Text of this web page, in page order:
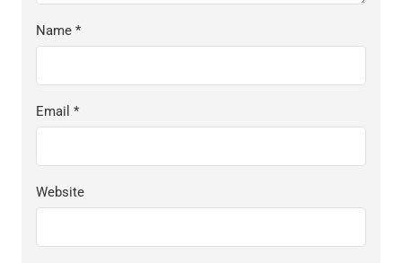
Name *
Email *
Website